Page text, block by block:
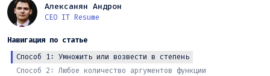
Алексанян Андрон
CEO IT Resume
Навигация по статье
Способ 1: Умножить или возвести в степень
Способ 2: Любое количество аргументов функции